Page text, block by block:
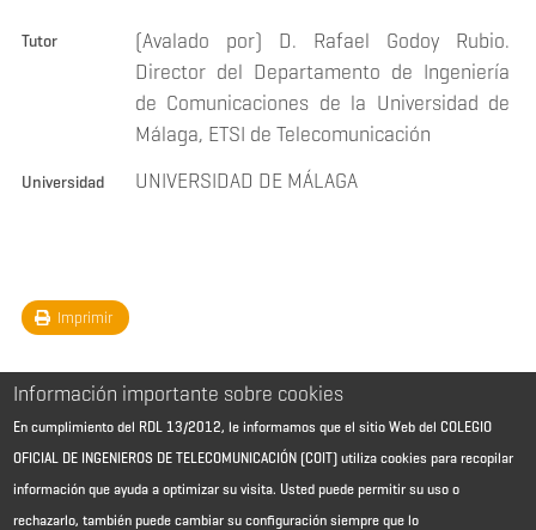
Tutor
(Avalado por) D. Rafael Godoy Rubio.
Director del Departamento de Ingeniería
de Comunicaciones de la Universidad de
Málaga, ETSI de Telecomunicación
Universidad UNIVERSIDAD DE MÁLAGA
Imprimir
Información importante sobre cookies
En cumplimiento del RDL 13/2012, le informamos que el sitio Web del COLEGIO
OFICIAL DE INGENIEROS DE TELECOMUNICACIÓN (COIT) utiliza cookies para recopilar
información que ayuda a optimizar su visita. Usted puede permitir su uso o
rechazarlo, también puede cambiar su configuración siempre que lo